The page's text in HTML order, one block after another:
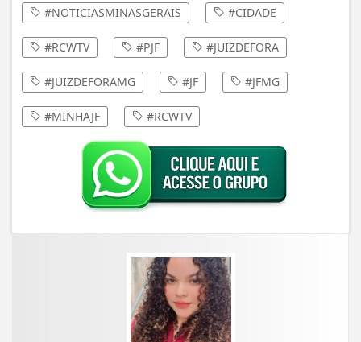
#NOTICIASMINASGERAIS #CIDADE
#RCWTV #PJF #JUIZDEFORA
#JUIZDEFORAMG #JF #JFMG
#MINHAJF #RCWTV